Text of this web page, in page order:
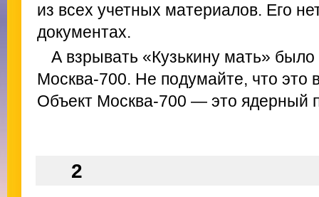
из всех учетных материалов. Его
документах.
А взрывать «Кузькину мать»
Москва-700. Не подумайте, что это
Объект Москва-700 — это ядерный
2